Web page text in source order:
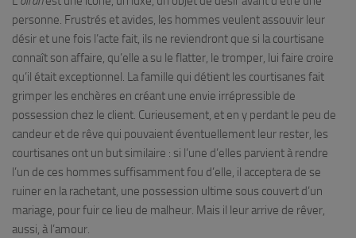
personne. Frustrés et avides, les hommes veulent assouvir leur
désir et une fois l’acte fait, ils ne reviendront que si la courtisane
connaît son affaire, qu’elle a su le flatter, le tromper, lui faire croire
qu’il était exceptionnel. La famille qui détient les courtisanes fait
grimper les enchères en créant une envie irrépressible de
possession chez le client. Curieusement, et en y perdant le peu de
candeur et de rêve qui pouvaient éventuellement leur rester, les
courtisanes ont un but similaire : si l’une d’elles parvient à rendre
l’un de ces hommes suffisamment fou d’elle, il acceptera de se
ruiner en la rachetant, une possession ultime sous couvert d’un
mariage, pour fuir ce lieu de malheur. Mais il leur arrive de rêver,
aussi, à l’amour.